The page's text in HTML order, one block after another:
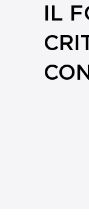
IL